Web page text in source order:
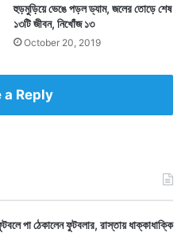
হুড়মুড়িয়ে ভেঙে পড়ল ড্যাম, জলের তোড়ে শেষ
১৩টি জীবন, নিখোঁজ ১৩
October 20, 2019
a Reply
পা ঠেকালেন ফুটবলার, রাস্তায় ধাক্কাধাক্কি